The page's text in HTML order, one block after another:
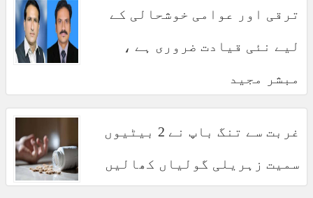
ترقی اور عوامی خوشحالی کے
لیے نئی قیادت ضروری ہے ،
مبشر مجید
غربت سے تنگ باپ نے 2 بیٹیوں
سمیت زہریلی گولیاں کھالیں